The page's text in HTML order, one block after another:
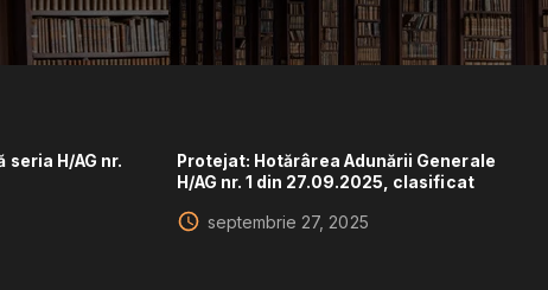
seria H/AG nr.
Protejat: Hotărârea Adunării Generale
H/AG nr. 1 din 27.09.2025, clasificat
septembrie 27, 2025